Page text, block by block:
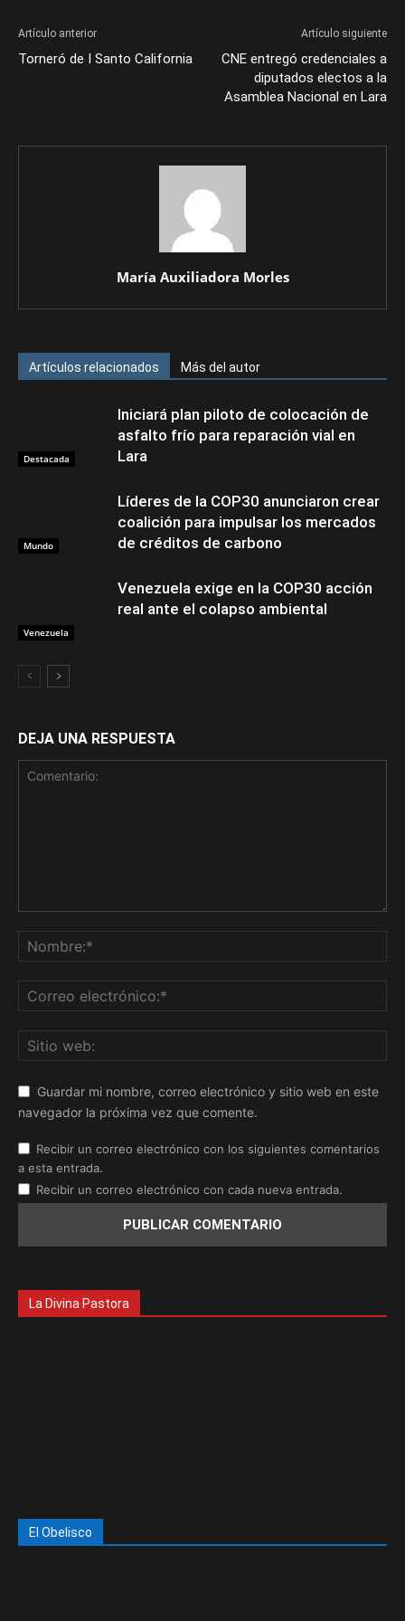
Artículo anterior
Torneró de I Santo California
Artículo siguiente
CNE entregó credenciales a
diputados electos a la
Asamblea Nacional en Lara
María Auxiliadora Morles
Artículos relacionados Más del autor
Destacada
Iniciará plan piloto de colocación de
asfalto frío para reparación vial en
Lara
Mundo
Líderes de la COP30 anunciaron crear
coalición para impulsar los mercados
de créditos de carbono
Venezuela
Venezuela exige en la COP30 acción
real ante el colapso ambiental
DEJA UNA RESPUESTA
Guardar mi nombre, correo electrónico y sitio web en este
navegador la próxima vez que comente.
Recibir un correo electrónico con los siguientes comentarios
a esta entrada.
Recibir un correo electrónico con cada nueva entrada.
La Divina Pastora
El Obelisco